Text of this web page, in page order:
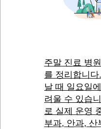
주말 진료 병
를 정리합니
날 때 일요일
려울 수 있습
로 실제 운영
부과, 안과, 산